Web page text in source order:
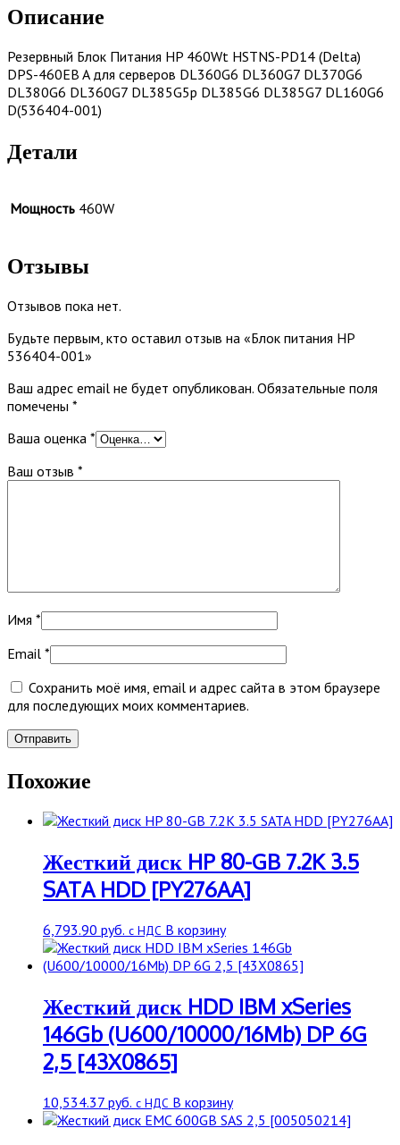
Описание
Резервный Блок Питания HP 460Wt HSTNS-PD14 (Delta)
DPS-460EB A для серверов DL360G6 DL360G7 DL370G6
DL380G6 DL360G7 DL385G5p DL385G6 DL385G7 DL160G6
D(536404-001)
Детали
Мощность 460W
Отзывы
Отзывов пока нет.
Будьте первым, кто оставил отзыв на «Блок питания HP
536404-001»
Ваш адрес email не будет опубликован. Обязательные поля
помечены *
Ваша оценка *
Ваш отзыв *
Имя *
Email *
Сохранить моё имя, email и адрес сайта в этом браузере
для последующих моих комментариев.
Похожие
Жесткий диск HP 80-GB 7.2K 3.5
SATA HDD [PY276AA]
6,793.90 руб. с НДС В корзину
Жесткий диск HDD IBM xSeries
146Gb (U600/10000/16Mb) DP 6G
2,5 [43X0865]
10,534.37 руб. с НДС В корзину